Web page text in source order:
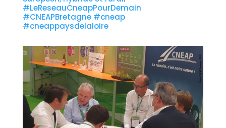
#LeReseauCneapPourDemain
#CNEAPBretagne #cneap
#cneappaysdelaloire